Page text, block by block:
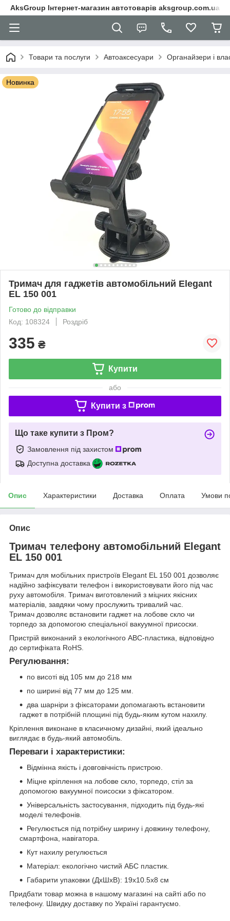
AksGroup Інтернет-магазин автотоварів aksgroup.com.ua
Товари та послуги Автоаксесуари Органайзери і
Новинка
Тримач для гаджетів автомобільний Elegant
EL 150 001
Готово до відправки
Код: 108324
Роздріб
335 ₴
Купити
або
Купити з
Що таке купити з Пром?
Замовлення під захистом
Доступна доставка
Опис Характеристики Доставка Оплата Умови
Опис
Тримач телефону автомобільний Elegant
EL 150 001
Тримач для мобільних пристроїв Elegant EL 150 001 дозволяє
надійно зафіксувати телефон і використовувати його під час
руху автомобіля. Тримач виготовлений з міцних якісних
матеріалів, завдяки чому прослужить тривалий час.
Тримач дозволяє встановити гаджет на лобове скло чи
торпедо за допомогою спеціальної вакуумної присоски.
Пристрій виконаний з екологічного АВС-пластика, відповідно
до сертифіката RoHS.
Регулювання:
по висоті від 105 мм до 218 мм
по ширині від 77 мм до 125 мм.
два шарніри з фіксаторами допомагають встановити
гаджет в потрібній площині під будь-яким кутом нахилу.
Кріплення виконане в класичному дизайні, який ідеально
виглядає в будь-який автомобіль.
Переваги і характеристики:
Відмінна якість і довговічність пристрою.
Міцне кріплення на лобове скло, торпедо, стіл за
допомогою вакуумної поисоски з фіксатором.
Універсальність застосування, підходить під будь-які
моделі телефонів.
Регулюється під потрібну ширину і довжину телефону,
смартфона, навігатора.
Кут нахилу регулюється
Матеріал: екологічно чистий АБС пластик.
Габарити упаковки (ДхШхВ): 19х10.5х8 см
Придбати товар можна в нашому магазині на сайті або по
телефону. Швидку доставку по Україні гарантуємо.